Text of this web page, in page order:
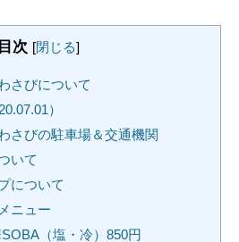
目次 [閉じる]
さびについて
）
さびの駐車場＆交通機関
いて
について
ニュー
（塩・冷）850円